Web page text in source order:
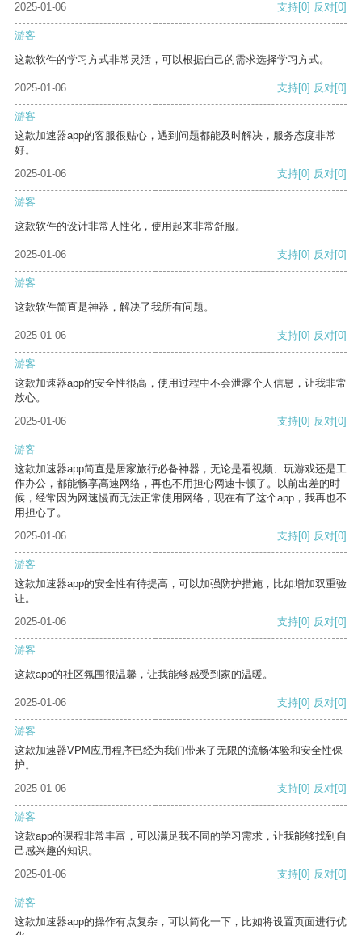
2025-01-06
支持[0] 反对[0]
游客
这款软件的学习方式非常灵活，可以根据自己的需求选择学习方式。
2025-01-06 支持[0] 反对[0]
游客
这款加速器app的客服很贴心，遇到问题都能及时解决，服务态度非常
好。
2025-01-06
支持[0] 反对[0]
游客
这款软件的设计非常人性化，使用起来非常舒服。
2025-01-06 支持[0] 反对[0]
游客
这款软件简直是神器，解决了我所有问题。
2025-01-06 支持[0] 反对[0]
游客
这款加速器app的安全性很高，使用过程中不会泄露个人信息，让我非常
放心。
2025-01-06
支持[0] 反对[0]
游客
这款加速器app简直是居家旅行必备神器，无论是看视频、玩游戏还是工
作办公，都能畅享高速网络，再也不用担心网速卡顿了。以前出差的时
候，经常因为网速慢而无法正常使用网络，现在有了这个app，我再也不
用担心了。
2025-01-06
支持[0] 反对[0]
游客
这款加速器app的安全性有待提高，可以加强防护措施，比如增加双重验
证。
2025-01-06
支持[0] 反对[0]
游客
这款app的社区氛围很温馨，让我能够感受到家的温暖。
2025-01-06 支持[0] 反对[0]
游客
这款加速器VPM应用程序已经为我们带来了无限的流畅体验和安全性保
护。
2025-01-06
支持[0] 反对[0]
游客
这款app的课程非常丰富，可以满足我不同的学习需求，让我能够找到自
己感兴趣的知识。
2025-01-06
支持[0] 反对[0]
游客
这款加速器app的操作有点复杂，可以简化一下，比如将设置页面进行优